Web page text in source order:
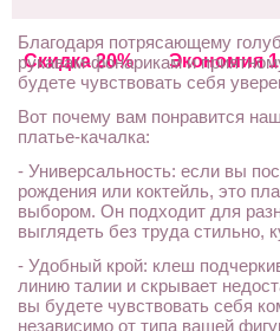
Скидка 20% Экономия 1
Благодаря потрясающему
рукавам-фонарикам и
будете чувствовать себя
Вот почему вам понравится
платье-качалка:
- Универсальность: если вы
рождения или коктейль, это
выбором. Он подходит для
выглядеть без труда стильно,
- Удобный крой: клеш
линию талии и скрывает
вы будете чувствовать себя
независимо от типа вашей